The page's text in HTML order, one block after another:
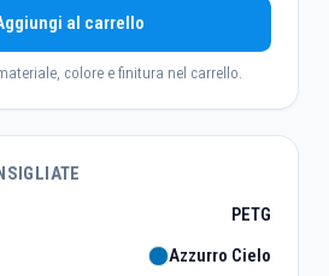
al carrello
colore e finitura nel carrello.
PETG
Azzurro Cielo